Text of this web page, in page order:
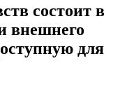
состоит в
внешнего
для